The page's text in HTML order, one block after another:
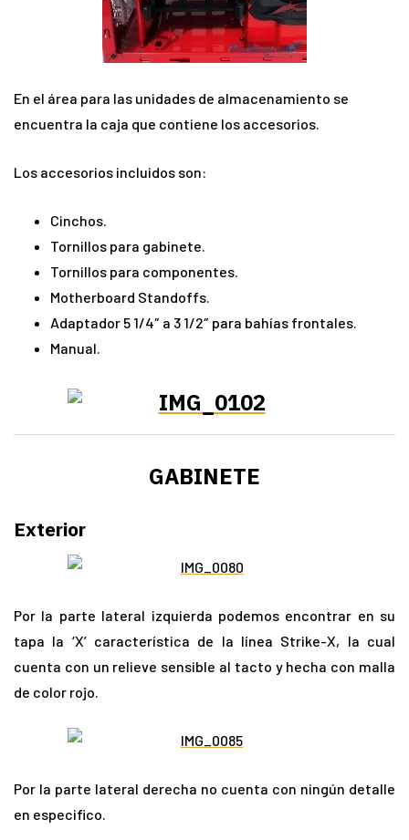
En el área para las unidades de almacenamiento se
encuentra la caja que contiene los accesorios.
Los accesorios incluidos son:
Cinchos.
Tornillos para gabinete.
Tornillos para componentes.
Motherboard Standoffs.
Adaptador 5 1/4″ a 3 1/2″ para bahías frontales.
Manual.
GABINETE
Exterior
Por la parte lateral izquierda podemos encontrar en su
tapa la ‘X’ característica de la línea Strike-X, la cual
cuenta con un relieve sensible al tacto y hecha con malla
de color rojo.
Por la parte lateral derecha no cuenta con ningún detalle
en especifico.